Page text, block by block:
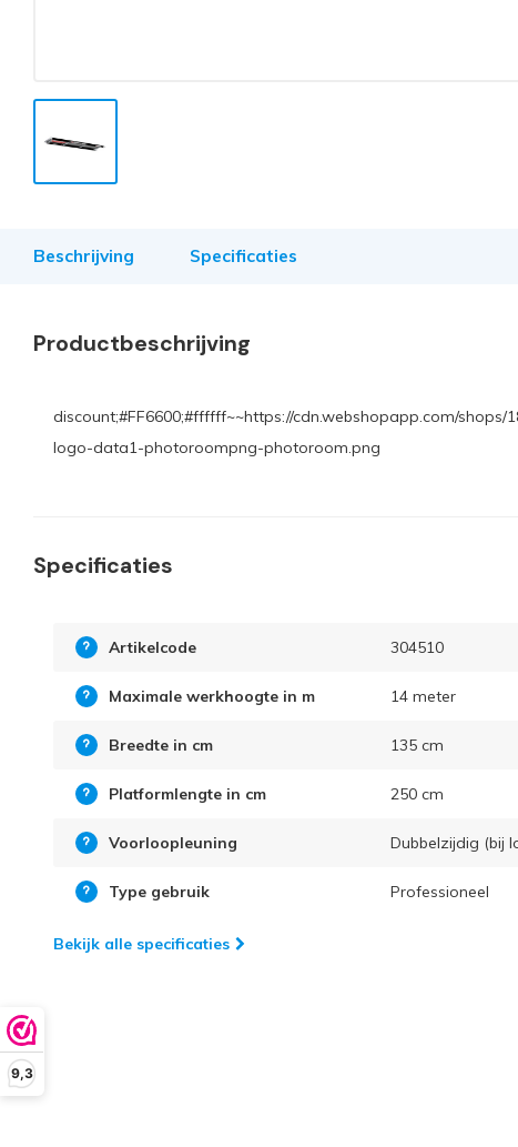
9,3
Beschrijving Specificaties
Productbeschrijving
discount;#FF6600;#ffffff~~https://cdn.webshopapp.com/shops/
logo-data1-photoroompng-photoroom.png
Specificaties
Artikelcode 304510
Maximale werkhoogte in m 14 meter
Breedte in cm 135 cm
Platformlengte in cm 250 cm
Voorloopleuning Dubbelzijdig (bij
Type gebruik Professioneel
Bekijk alle specificaties